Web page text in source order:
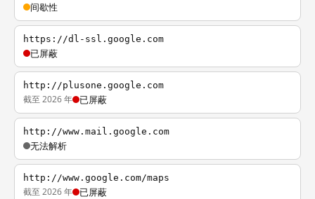
间歇性
https://dl-ssl.google.com
已屏蔽
http://plusone.google.com
截至 2026 年 已屏蔽
http://www.mail.google.com
无法解析
http://www.google.com/maps
截至 2026 年 已屏蔽